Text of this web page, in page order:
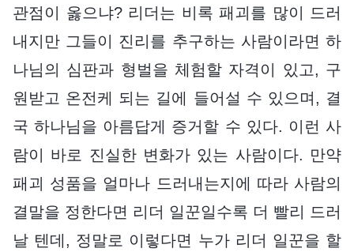
관점이 옳으냐? 리더는 비록 패괴를 많이 드러
내지만 그들이 진리를 추구하는 사람이라면 하
나님의 심판과 형벌을 체험할 자격이 있고, 구
원받고 온전케 되는 길에 들어설 수 있으며, 결
국 하나님을 아름답게 증거할 수 있다. 이런 사
람이 바로 진실한 변화가 있는 사람이다. 만약
패괴 성품을 얼마나 드러내는지에 따라 사람의
결말을 정한다면 리더 일꾼일수록 더 빨리 드러
날 텐데, 정말로 이렇다면 누가 리더 일꾼을 할